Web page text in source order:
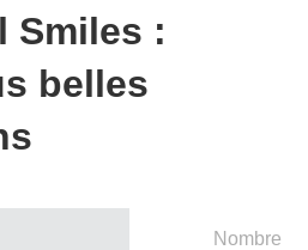
Smiles :
belles
Nombre